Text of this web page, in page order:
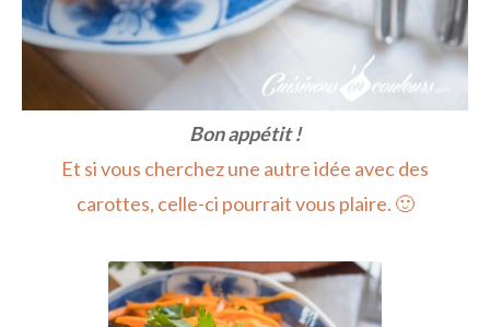
Bon appétit !
Et si vous cherchez une autre idée avec des
carottes, celle-ci pourrait vous plaire. 🙂